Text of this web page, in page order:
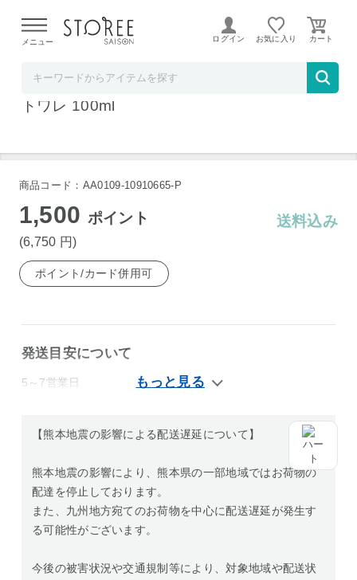
よる配送遅延が発生しております。
メニュー ログイン お気に入り
エリザベスアーデン ホワイトティー オード
トワレ 100ml
商品コード：AA0109-10910665-P
1,500 ポイント
(6,750 円)
送料込み
ポイント/カード併用可
発送目安について
5～7営業日
【熊本地震の影響による配送遅延について】
熊本地震の影響により、熊本県の一部地域ではお荷物の
配達を停止しております。
また、九州地方宛てのお荷物を中心に配送遅延が発生す
る可能性がございます。
今後の被害状況や交通規制等により、対象地域や配送状